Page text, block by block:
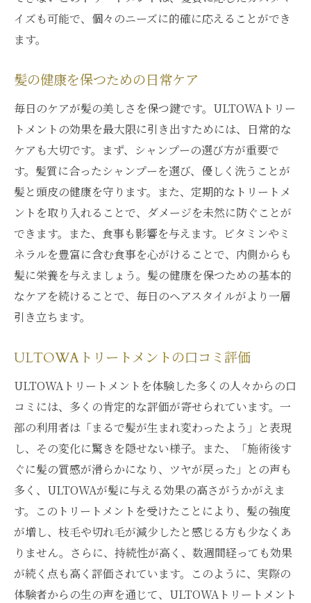
イズも可能で、個々のニーズに的確に応えることができ
ます。
髪の健康を保つための日常ケア
毎日のケアが髪の美しさを保つ鍵です。ULTOWAトリー
トメントの効果を最大限に引き出すためには、日常的な
ケアも大切です。まず、シャンプーの選び方が重要で
す。髪質に合ったシャンプーを選び、優しく洗うことが
髪と頭皮の健康を守ります。また、定期的なトリートメ
ントを取り入れることで、ダメージを未然に防ぐことが
できます。また、食事も影響を与えます。ビタミンやミ
ネラルを豊富に含む食事を心がけることで、内側からも
髪に栄養を与えましょう。髪の健康を保つための基本的
なケアを続けることで、毎日のヘアスタイルがより一層
引き立ちます。
ULTOWAトリートメントの口コミ評価
ULTOWAトリートメントを体験した多くの人々からの口
コミには、多くの肯定的な評価が寄せられています。一
部の利用者は「まるで髪が生まれ変わったよう」と表現
し、その変化に驚きを隠せない様子。また、「施術後す
ぐに髪の質感が滑らかになり、ツヤが戻った」との声も
多く、ULTOWAが髪に与える効果の高さがうかがえま
す。このトリートメントを受けたことにより、髪の強度
が増し、枝毛や切れ毛が減少したと感じる方も少なくあ
りません。さらに、持続性が高く、数週間経っても効果
が続く点も高く評価されています。このように、実際の
体験者からの生の声を通じて、ULTOWAトリートメント